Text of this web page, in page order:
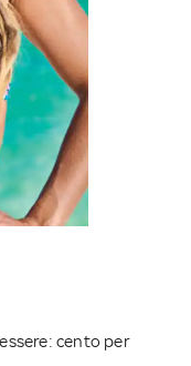
cento per